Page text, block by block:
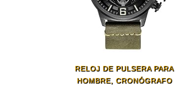
RELOJ DE PULSERA PARA
HOMBRE, CRONÓGRAFO